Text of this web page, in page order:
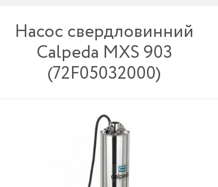
Насос свердловинний
Calpeda MXS 903
(72F05032000)